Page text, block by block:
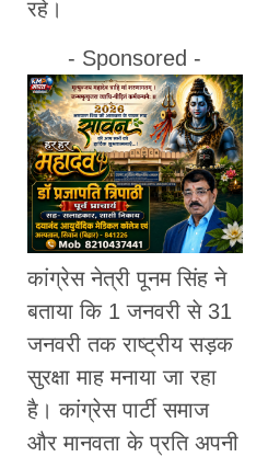
रहे।
- Sponsored -
कांग्रेस नेत्री पूनम सिंह ने
बताया कि 1 जनवरी से 31
जनवरी तक राष्ट्रीय सड़क
सुरक्षा माह मनाया जा रहा
है। कांग्रेस पार्टी समाज
और मानवता के प्रति अपनी